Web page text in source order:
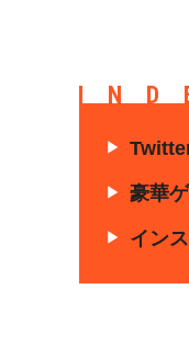
豪華
イン